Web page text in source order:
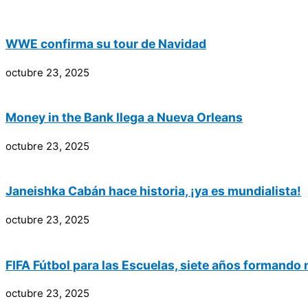
WWE confirma su tour de Navidad
octubre 23, 2025
Money in the Bank llega a Nueva Orleans
octubre 23, 2025
Janeishka Cabán hace historia, ¡ya es mundialista!
octubre 23, 2025
FIFA Fútbol para las Escuelas, siete años formando
octubre 23, 2025